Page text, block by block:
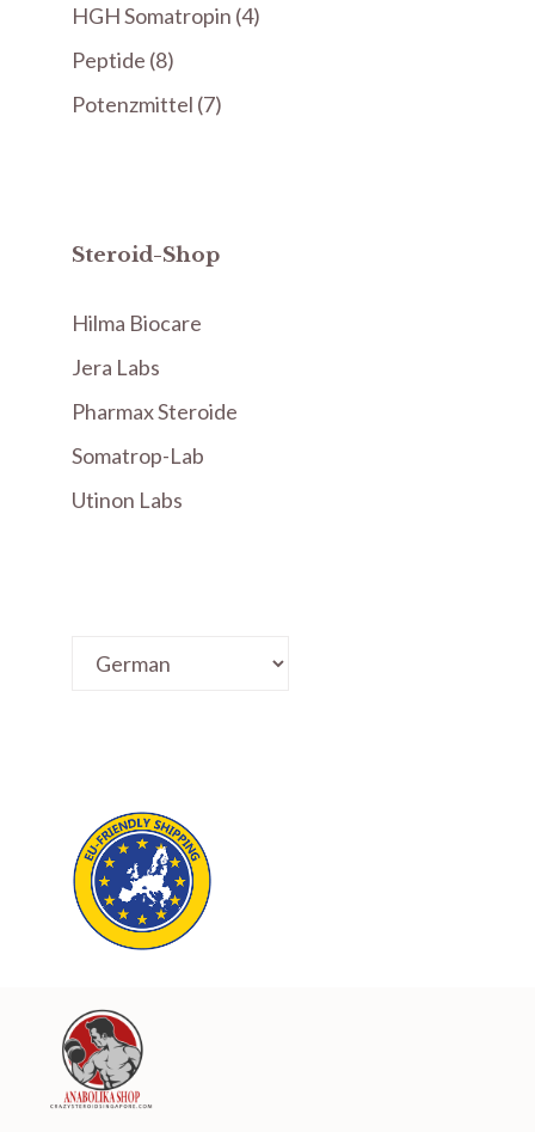
HGH Somatropin 44
Peptide 88
Produkte
Potenzmittel 77
Steroid-Shop
Hilma Biocare
Jera Labs
Pharmax Steroide
Somatrop-Lab
Utinon Labs